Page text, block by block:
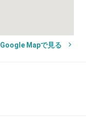
Google Mapで見る